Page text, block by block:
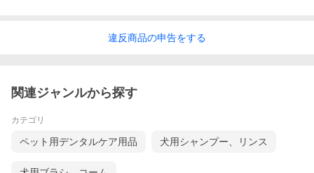
違反商品の申告をする
関連ジャンルから探す
カテゴリ
ペット用デンタルケア用品 犬用シャンプー、リンス